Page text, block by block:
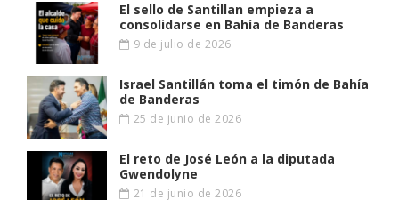
El sello de Santillan empieza a
consolidarse en Bahía de Banderas
9 de julio de 2026
Israel Santillán toma el timón de Bahía
de Banderas
25 de junio de 2026
El reto de José León a la diputada
Gwendolyne
21 de junio de 2026